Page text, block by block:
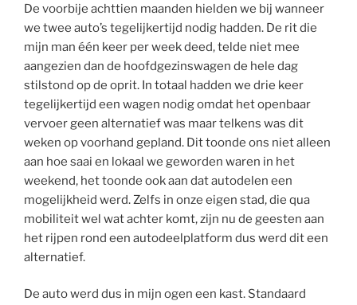
De voorbije achttien maanden hielden we bij wanneer
we twee auto’s tegelijkertijd nodig hadden. De rit die
mijn man één keer per week deed, telde niet mee
aangezien dan de hoofdgezinswagen de hele dag
stilstond op de oprit. In totaal hadden we drie keer
tegelijkertijd een wagen nodig omdat het openbaar
vervoer geen alternatief was maar telkens was dit
weken op voorhand gepland. Dit toonde ons niet alleen
aan hoe saai en lokaal we geworden waren in het
weekend, het toonde ook aan dat autodelen een
mogelijkheid werd. Zelfs in onze eigen stad, die qua
mobiliteit wel wat achter komt, zijn nu de geesten aan
het rijpen rond een autodeelplatform dus werd dit een
alternatief.
De auto werd dus in mijn ogen een kast. Standaard